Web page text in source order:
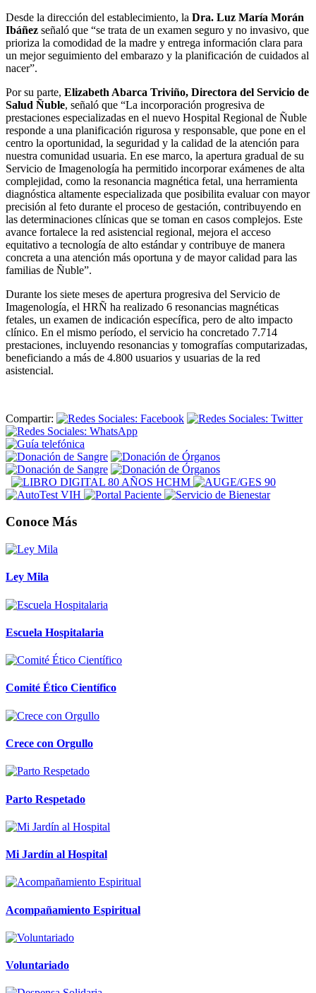
Desde la dirección del establecimiento, la Dra. Luz María Morán
Ibáñez señaló que “se trata de un examen seguro y no invasivo, que
prioriza la comodidad de la madre y entrega información clara para
un mejor seguimiento del embarazo y la planificación de cuidados al
nacer”.
Por su parte, Elizabeth Abarca Triviño, Directora del Servicio de
Salud Ñuble, señaló que “La incorporación progresiva de
prestaciones especializadas en el nuevo Hospital Regional de Ñuble
responde a una planificación rigurosa y responsable, que pone en el
centro la oportunidad, la seguridad y la calidad de la atención para
nuestra comunidad usuaria. En ese marco, la apertura gradual de su
Servicio de Imagenología ha permitido incorporar exámenes de alta
complejidad, como la resonancia magnética fetal, una herramienta
diagnóstica altamente especializada que posibilita evaluar con mayor
precisión al feto durante el proceso de gestación, contribuyendo en
las determinaciones clínicas que se toman en casos complejos. Este
avance fortalece la red asistencial regional, mejora el acceso
equitativo a tecnología de alto estándar y contribuye de manera
concreta a una atención más oportuna y de mayor calidad para las
familias de Ñuble”.
Durante los siete meses de apertura progresiva del Servicio de
Imagenología, el HRÑ ha realizado 6 resonancias magnéticas
fetales, un examen de indicación específica, pero de alto impacto
clínico. En el mismo período, el servicio ha concretado 7.714
prestaciones, incluyendo resonancias y tomografías computarizadas,
beneficiando a más de 4.800 usuarios y usuarias de la red
asistencial.
Compartir:
Conoce Más
Ley Mila
Escuela Hospitalaria
Comité Ético Científico
Crece con Orgullo
Parto Respetado
Mi Jardín al Hospital
Acompañamiento Espiritual
Voluntariado